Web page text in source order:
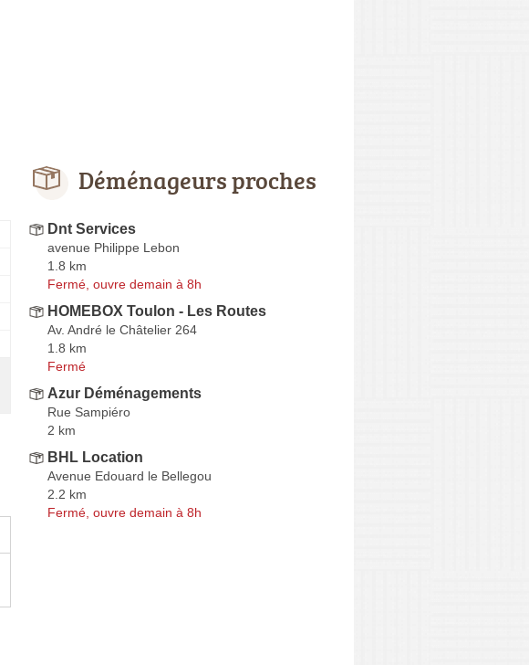
Déménageurs proches
Dnt Services
avenue Philippe Lebon
1.8 km
Fermé, ouvre demain à 8h
HOMEBOX Toulon - Les Routes
Av. André le Châtelier 264
1.8 km
Fermé
Azur Déménagements
Rue Sampiéro
2 km
BHL Location
Avenue Edouard le Bellegou
2.2 km
Fermé, ouvre demain à 8h